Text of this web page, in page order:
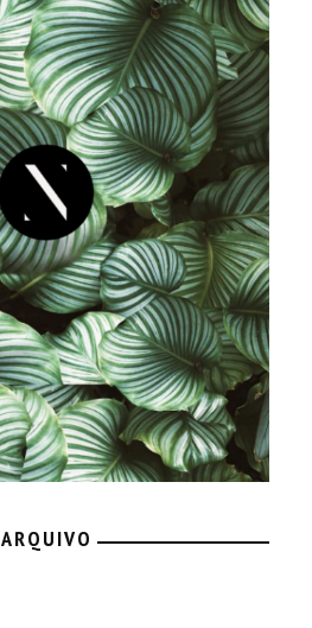
ARQUIVO